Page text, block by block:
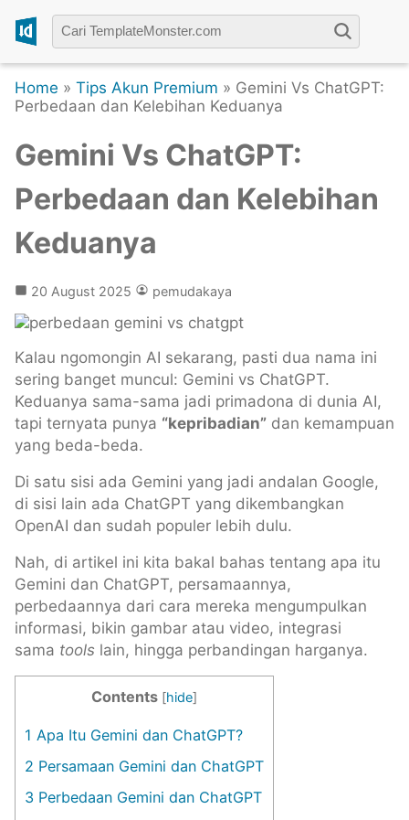
Home » Tips Akun Premium » Gemini Vs ChatGPT:
Perbedaan dan Kelebihan Keduanya
Gemini Vs ChatGPT:
Perbedaan dan Kelebihan
Keduanya
20 August 2025 pemudakaya
Kalau ngomongin AI sekarang, pasti dua nama ini
sering banget muncul: Gemini vs ChatGPT.
Keduanya sama-sama jadi primadona di dunia AI,
tapi ternyata punya “kepribadian” dan kemampuan
yang beda-beda.
Di satu sisi ada Gemini yang jadi andalan Google,
di sisi lain ada ChatGPT yang dikembangkan
OpenAI dan sudah populer lebih dulu.
Nah, di artikel ini kita bakal bahas tentang apa itu
Gemini dan ChatGPT, persamaannya,
perbedaannya dari cara mereka mengumpulkan
informasi, bikin gambar atau video, integrasi
sama tools lain, hingga perbandingan harganya.
Contents [hide]
1 Apa Itu Gemini dan ChatGPT?
2 Persamaan Gemini dan ChatGPT
3 Perbedaan Gemini dan ChatGPT